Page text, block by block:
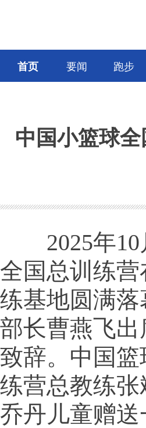
首页 要闻 跑步
中国小篮球
2025年10
全国总训练
练基地圆满
部长曹燕飞
致辞。中国
练营总教练
乔丹儿童赠